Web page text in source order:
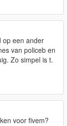
op een ander
van policeb en
Zo simpel is t.
voor fivem?